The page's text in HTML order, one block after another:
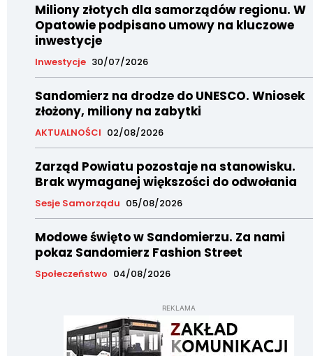
Miliony złotych dla samorządów regionu. W
Opatowie podpisano umowy na kluczowe
inwestycje
Inwestycje 30/07/2026
Sandomierz na drodze do UNESCO. Wniosek
złożony, miliony na zabytki
AKTUALNOŚCI 02/08/2026
Zarząd Powiatu pozostaje na stanowisku.
Brak wymaganej większości do odwołania
Sesje Samorządu 05/08/2026
Modowe święto w Sandomierzu. Za nami
pokaz Sandomierz Fashion Street
Społeczeństwo 04/08/2026
REKLAMA